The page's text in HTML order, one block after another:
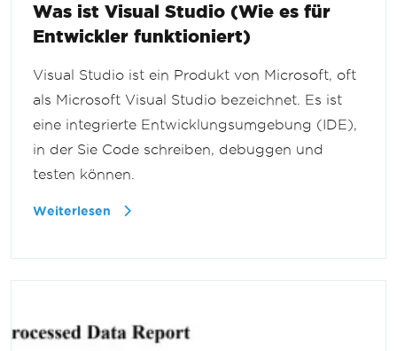
Was ist Visual Studio (Wie es für
Entwickler funktioniert)
Visual Studio ist ein Produkt von Microsoft, oft
als Microsoft Visual Studio bezeichnet. Es ist
eine integrierte Entwicklungsumgebung (IDE),
in der Sie Code schreiben, debuggen und
testen können.
Weiterlesen